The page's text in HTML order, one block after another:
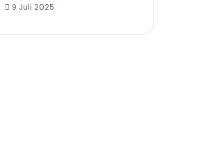
9 Juli 2025